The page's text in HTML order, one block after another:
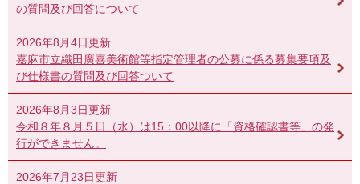
の質問及び回答について
2026年8月4日更新
嘉麻市立織田廣喜美術館等指定管理者の公募に係る募集要項及
び仕様書の質問及び回答ついて
2026年8月3日更新
令和８年８月５日（水）は15：00以降に「資格確認書等」の発
行ができません。
2026年7月23日更新